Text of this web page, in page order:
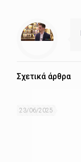
Σχετικά άρθρα
23/06/2025